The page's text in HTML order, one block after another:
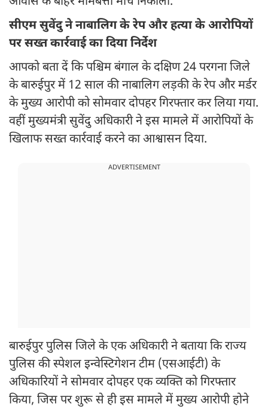
सीएम सुवेंदु ने नाबालिग के रेप और हत्या के आरोपियों
पर सख्त कार्रवाई का दिया निर्देश
आपको बता दें कि पश्चिम बंगाल के दक्षिण 24 परगना जिले
के बारुईपुर में 12 साल की नाबालिग लड़की के रेप और मर्डर
के मुख्य आरोपी को सोमवार दोपहर गिरफ्तार कर लिया गया.
वहीं मुख्यमंत्री सुवेंदु अधिकारी ने इस मामले में आरोपियों के
खिलाफ सख्त कार्रवाई करने का आश्वासन दिया.
ADVERTISEMENT
बारुईपुर पुलिस जिले के एक अधिकारी ने बताया कि राज्य
पुलिस की स्पेशल इन्वेस्टिगेशन टीम (एसआईटी) के
अधिकारियों ने सोमवार दोपहर एक व्यक्ति को गिरफ्तार
किया, जिस पर शुरू से ही इस मामले में मुख्य आरोपी होने